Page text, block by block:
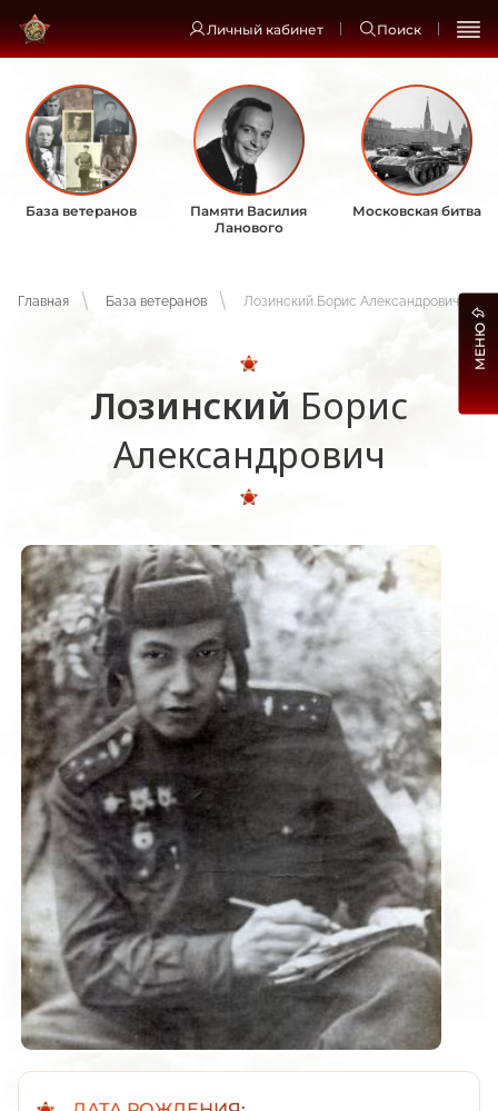
Личный кабинет Поиск
База ветеранов
Памяти Василия
Ланового
Московская битва
Главная База ветеранов Лозинский Борис Александрович
Лозинский Борис
Александрович
МЕНЮ